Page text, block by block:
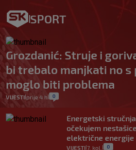
SPORT
Grozdanić: Struje i
bi trebalo manjkati no s
moglo biti problema
VIJESTI prije 4 h 0
Energetski
očekujem
električne energije
VIJESTI 7. kol. 0